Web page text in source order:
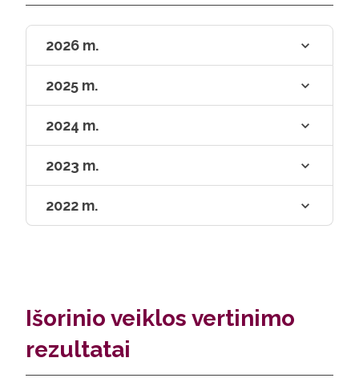
2026 m.
2025 m.
2024 m.
2023 m.
2022 m.
Išorinio veiklos vertinimo
rezultatai